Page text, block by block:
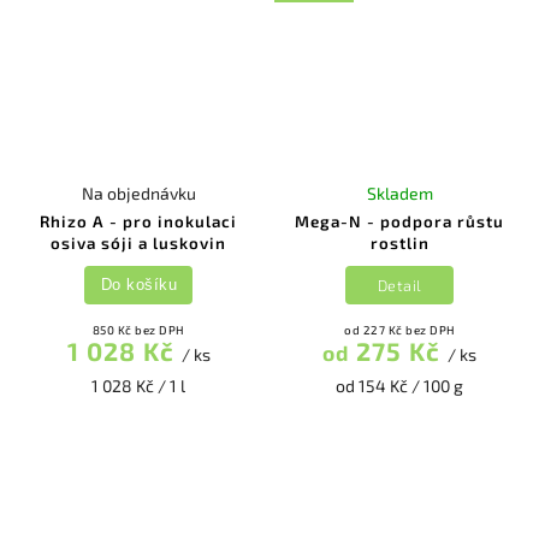
Rhizo A - pro inokulaci
osiva sóji a luskovin
Na objednávku
850 Kč bez DPH
1 028 Kč / ks
1 028 Kč / 1 l
Do košíku
Mega-N - podpora růstu
rostlin
Skladem
od 227 Kč bez DPH
od 275 Kč / ks
od 154 Kč / 100 g
Detail